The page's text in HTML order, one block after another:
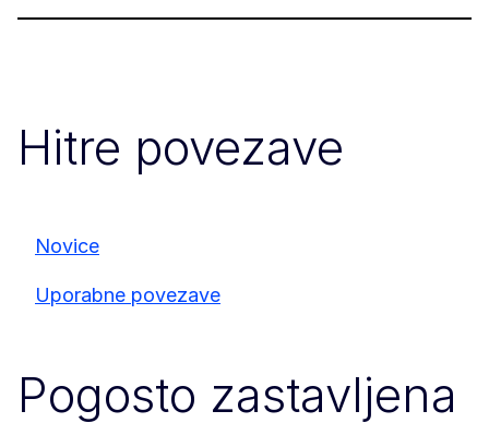
Hitre povezave
Novice
Uporabne povezave
Pogosto zastavljena